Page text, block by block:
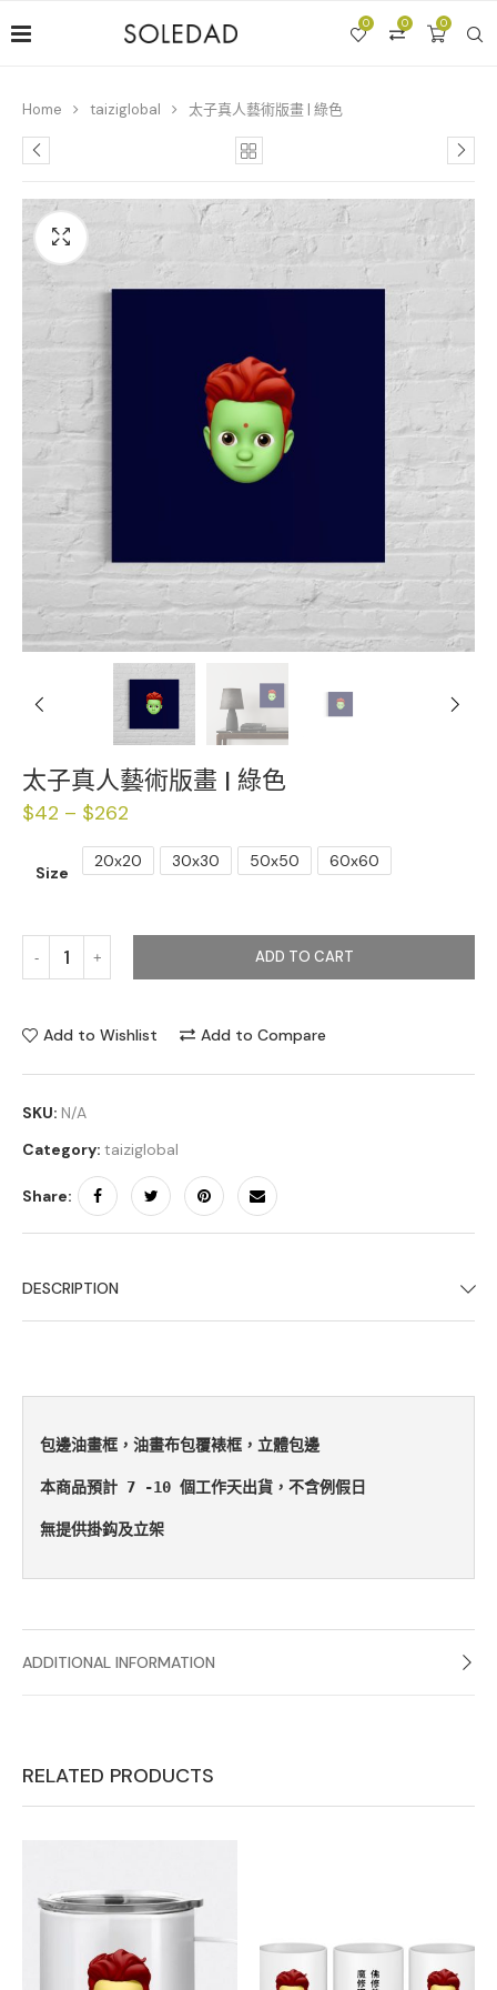
0
0
0
Home taiziglobal 太子真人藝術版畫 | 綠色
太子真人藝術版畫 | 綠色
$42 – $262
Size
20x20 30x30 50x50 60x60
ADD TO CART
Add to Wishlist Add to Compare
SKU: N/A
Category: taiziglobal
Share:
DESCRIPTION
包邊油畫框，油畫布包覆裱框，立體包邊
本商品預計 7 -10 個工作天出貨，不含例假日
無提供掛鈎及立架
ADDITIONAL INFORMATION
RELATED PRODUCTS